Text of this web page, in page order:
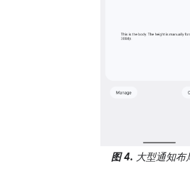
图 4. 大型通知布